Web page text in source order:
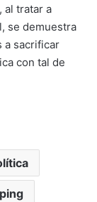
al tratar a
se demuestra
a sacrificar
con tal de